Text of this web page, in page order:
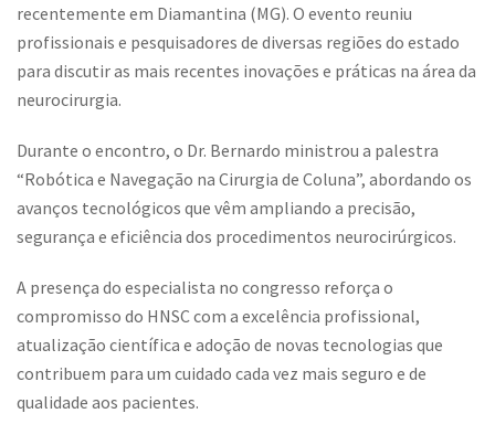
recentemente em Diamantina (MG). O evento reuniu
profissionais e pesquisadores de diversas regiões do estado
para discutir as mais recentes inovações e práticas na área da
neurocirurgia.
Durante o encontro, o Dr. Bernardo ministrou a palestra
“Robótica e Navegação na Cirurgia de Coluna”, abordando os
avanços tecnológicos que vêm ampliando a precisão,
segurança e eficiência dos procedimentos neurocirúrgicos.
A presença do especialista no congresso reforça o
compromisso do HNSC com a excelência profissional,
atualização científica e adoção de novas tecnologias que
contribuem para um cuidado cada vez mais seguro e de
qualidade aos pacientes.